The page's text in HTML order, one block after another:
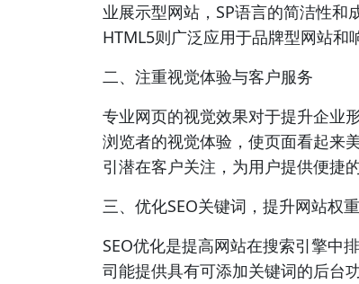
业展示型网站，SP语言的简洁性和
HTML5则广泛应用于品牌型网站和
二、注重视觉体验与客户服务
专业网页的视觉效果对于提升企业
浏览者的视觉体验，使页面看起来
引潜在客户关注，为用户提供便捷
三、优化SEO关键词，提升网站权重
SEO优化是提高网站在搜索引擎中
司能提供具有可添加关键词的后台